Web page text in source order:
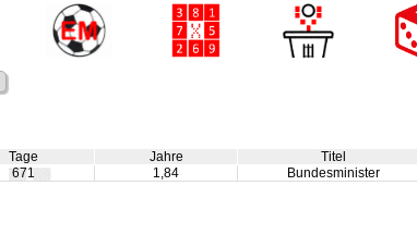
Tage Jahre Titel
671 1,84 Bundesminister